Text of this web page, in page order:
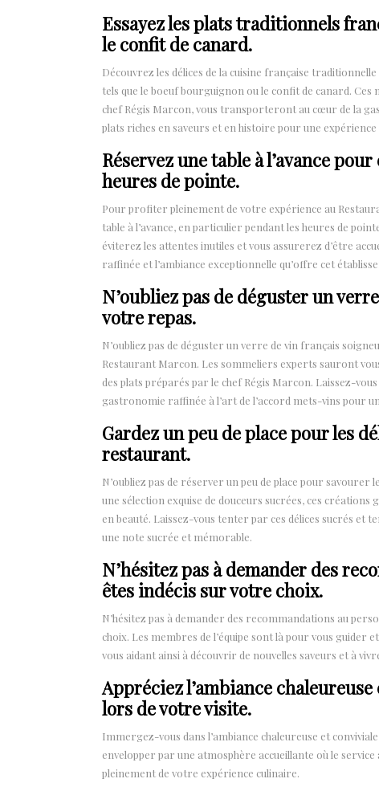
Essayez les plats traditionnels
le confit de canard.
Découvrez les délices de la cuisine française
tels que le boeuf bourguignon ou le confit de canard.
chef Régis Marcon, vous transporteront au cœur de la
plats riches en saveurs et en histoire pour une
Réservez une table à l’avance
heures de pointe.
Pour profiter pleinement de votre expérience au
table à l’avance, en particulier pendant les heures de
éviterez les attentes inutiles et vous assurerez d’être
raffinée et l’ambiance exceptionnelle qu’offre cet
N’oubliez pas de déguster un
votre repas.
N’oubliez pas de déguster un verre de vin français
Restaurant Marcon. Les sommeliers experts sauront
des plats préparés par le chef Régis Marcon. Laissez-
gastronomie raffinée à l’art de l’accord mets-vins pour
Gardez un peu de place pour les
restaurant.
N’oubliez pas de réserver un peu de place pour
une sélection exquise de douceurs sucrées, ces
en beauté. Laissez-vous tenter par ces délices sucrés
une note sucrée et mémorable.
N’hésitez pas à demander des
êtes indécis sur votre choix.
N’hésitez pas à demander des recommandations au
choix. Les membres de l’équipe sont là pour vous
vous aidant ainsi à découvrir de nouvelles saveurs et à
Appréciez l’ambiance
lors de votre visite.
Immergez-vous dans l’ambiance chaleureuse et
envelopper par une atmosphère accueillante où le
pleinement de votre expérience culinaire.